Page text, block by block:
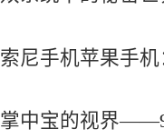
索尼手机苹果手